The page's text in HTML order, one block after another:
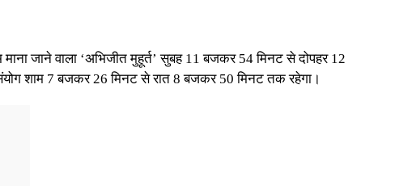
जाने वाला ‘अभिजीत मुहूर्त’ सुबह 11 बजकर 54 मिनट से दोपहर 12
शाम 7 बजकर 26 मिनट से रात 8 बजकर 50 मिनट तक रहेगा।